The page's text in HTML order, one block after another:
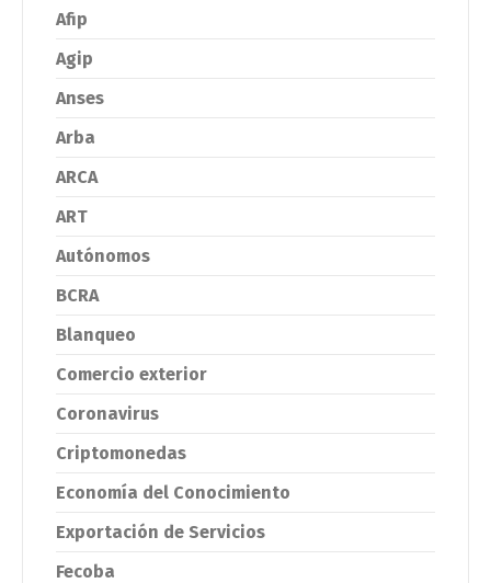
Afip
Agip
Anses
Arba
ARCA
ART
Autónomos
BCRA
Blanqueo
Comercio exterior
Coronavirus
Criptomonedas
Economía del Conocimiento
Exportación de Servicios
Fecoba